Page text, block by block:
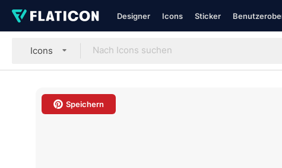
Designer Icons Sticker
Icons
Speichern